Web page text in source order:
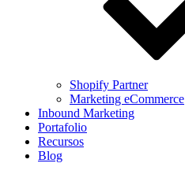
Shopify Partner
Marketing eCommerce
Inbound Marketing
Portafolio
Recursos
Blog